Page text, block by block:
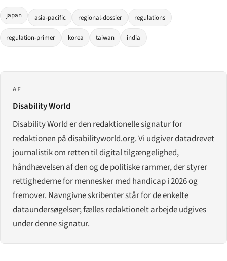
japan asia-pacific regional-dossier regulations
regulation-primer korea taiwan india
AF
Disability World
Disability World er den redaktionelle signatur for
redaktionen på disabilityworld.org. Vi udgiver datadrevet
journalistik om retten til digital tilgængelighed,
håndhævelsen af den og de politiske rammer, der styrer
rettighederne for mennesker med handicap i 2026 og
fremover. Navngivne skribenter står for de enkelte
dataundersøgelser; fælles redaktionelt arbejde udgives
under denne signatur.